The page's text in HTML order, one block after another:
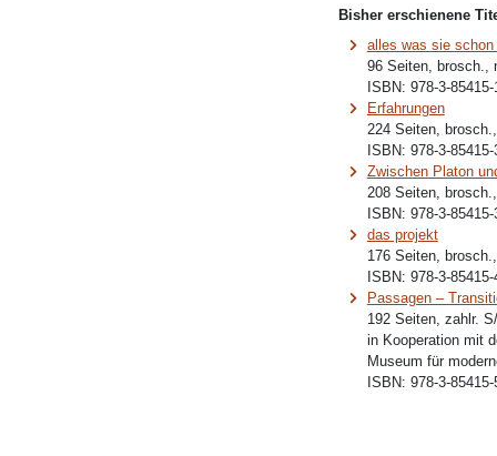
Bisher erschienene
alles was sie
96 Seiten, brosch.,
ISBN: 978-3-85415-
Erfahrungen
224 Seiten,
ISBN: 978-3-85415-
Zwischen Platon
208 Seiten,
ISBN: 978-3-85415-
das projekt
176 Seiten,
ISBN: 978-3-85415-
Passagen –
192 Seiten, zahlr.
in Kooperation mit
Museum für
ISBN: 978-3-85415-